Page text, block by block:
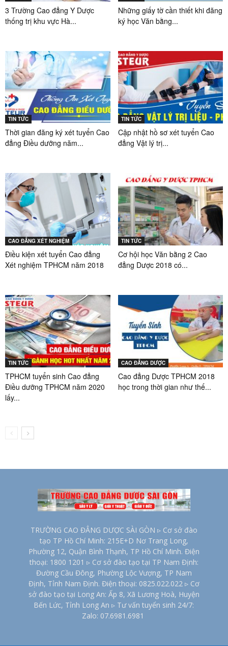
3 Trường Cao đẳng Y Dược
thống trị khu vực Hà...
Những giấy tờ cần thiết khi đăng
ký học Văn bằng...
TIN TỨC
Thời gian đăng ký xét tuyển Cao
đẳng Điều dưỡng năm...
TIN TỨC
Cập nhật hồ sơ xét tuyển Cao
đẳng Vật lý trị...
CAO ĐẲNG XÉT NGHIỆM
Điều kiện xét tuyển Cao đẳng
Xét nghiệm TPHCM năm 2018
TIN TỨC
Cơ hội học Văn bằng 2 Cao
đẳng Dược 2018 có...
TIN TỨC
TPHCM tuyển sinh Cao đẳng
Điều dưỡng TPHCM năm 2020
lấy...
CAO ĐẲNG DƯỢC
Cao đẳng Dược TPHCM 2018
học trong thời gian như thế...
TRƯỜNG CAO ĐẲNG DƯỢC SÀI GÒN ▹ Cơ sở đào
tạo TP Hồ Chí Minh: 215E+D Nơ Trang Long,
Phường 12, Quận Bình Thạnh, TP Hồ Chí Minh. Điện
thoại: 1800 1201 ▹ Cơ sở đào tạo tại TP Nam Định:
Đường Cầu Đông, Phường Lộc Vượng, TP Nam
Định, Tỉnh Nam Định. Điện thoại: 0825.022.022 ▹ Cơ
sở đào tạo tại Long An: Ấp 8, Xã Lương Hoà, Huyện
Bến Lức, Tỉnh Long An ▹ Tư vấn tuyển sinh 24/7:
Zalo: 07.6981.6981